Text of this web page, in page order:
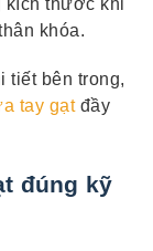
kích thước khi
khóa.
tiết bên trong,
tay gạtđầy
đúng kỹ